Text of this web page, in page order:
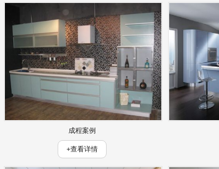
成程案例
+查看详情